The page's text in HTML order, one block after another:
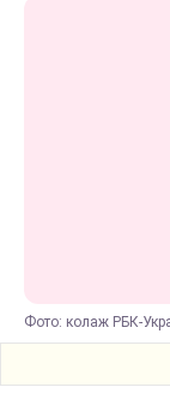
Фото: колаж РБК-